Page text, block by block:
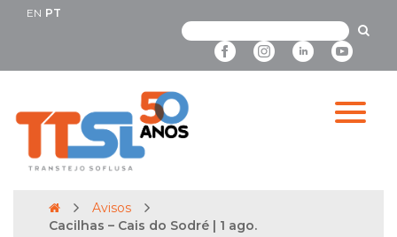
EN PT
Avisos
Cacilhas – Cais do Sodré | 1 ago.